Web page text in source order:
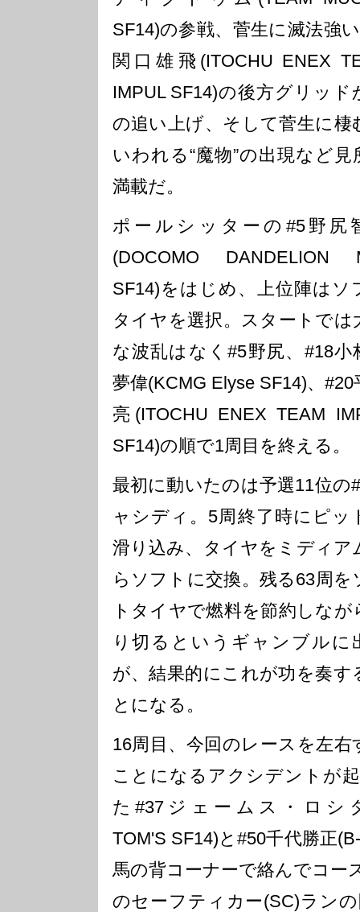
SF14)の参戦、菅生に滅法強
関口雄飛(ITOCHU ENEX
IMPUL SF14)の後方グリッド
の追い上げ、そして菅生に棲
いわれる“魔物”の出現など見
満載だ。
ポールシッターの#5野尻
(DOCOMO DANDELION
SF14)をはじめ、上位陣はソ
タイヤを選択。スタートでは
な波乱はなく#5野尻、#18小
夢偉(KCMG Elyse SF14)、#20
亮(ITOCHU ENEX TEAM
SF14)の順で1周目を終える。
最初に動いたのは予選11位の
ャシディ。5周終了時にピッ
滑り込み、タイヤをミディア
らソフトに交換。残る63周を
トタイヤで燃料を節約しなが
り切るというギャンブルに
が、結果的にこれが功を奏す
とになる。
16周目、今回のレースを左右
ことになるアクシデントが
た#37ジェームス・ロシ
TOM'S SF14)と#50千代勝正
馬の背コーナーで絡んでコー
のセーフティカー(SC)ラン